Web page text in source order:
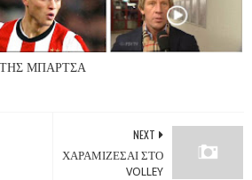
ΜΠΑΡΤΣΑ
NEXT
ΧΑΡΑΜΙΖΕΣΑΙ ΣΤΟ
VOLLEY